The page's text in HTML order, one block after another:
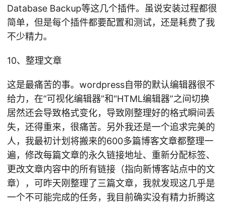
Database Backup等这几个插件。虽说安装过程都很
简单，但是每个插件都要配置和测试，还是耗费了我
不少精力。
10、整理文章
这是最痛苦的事。wordpress自带的默认编辑器很不
给力，在“可视化编辑器”和“HTML编辑器”之间切换
居然还会导致格式变化，导致刚整理好的格式瞬间丢
失，还得重来，很痛苦。另外我还是一个追求完美的
人，我最初计划将搬来的600多篇博客文章都整理一
遍，修改每篇文章的永久链接地址、重新分配标签、
更改文章内容中的所有链接（指向新博客站点中的文
章），可昨天刚整理了三篇文章，我就发现这几乎是
一个不可能完成的任务，我目前确实没有精力折腾这